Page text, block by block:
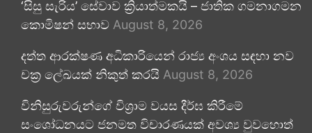
‘සිසු සැරිය’ සේවාව ක්‍රියාත්මකයි – ජාතික ගමනාගමන
කොමිෂන් සභාව August 8, 2026
දත්ත ආරක්ෂණ අධිකාරියෙන් රාජ්‍ය අංශය සඳහා නව
චක්‍ර ලේඛයක් නිකුත් කරයි August 8, 2026
විනිසුරුවරුන්ගේ විශ්‍රාම වයස දීර්ඝ කිරීමේ
සංශෝධනයට ජනමත විචාරණයක් අවශ්‍ය වුවහොත්